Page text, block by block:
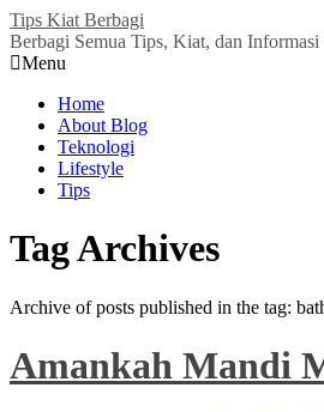
Tips Kiat Berbagi
Berbagi Semua Tips, Kiat, dan Informasi
Menu
Home
About Blog
Teknologi
Lifestyle
Tips
Tag Archives
Archive of posts published in the tag:
Amankah Mandi